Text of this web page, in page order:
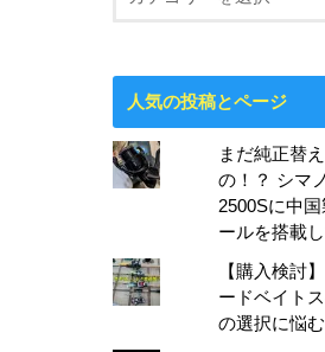
人気の投稿とページ
まだ純正替
の！？ シマ
2500Sに中
ールを搭載
【購入検討
ードベイト
の選択に悩